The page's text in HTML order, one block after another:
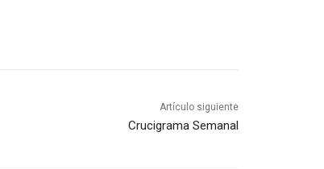
Artículo siguiente
Crucigrama Semanal